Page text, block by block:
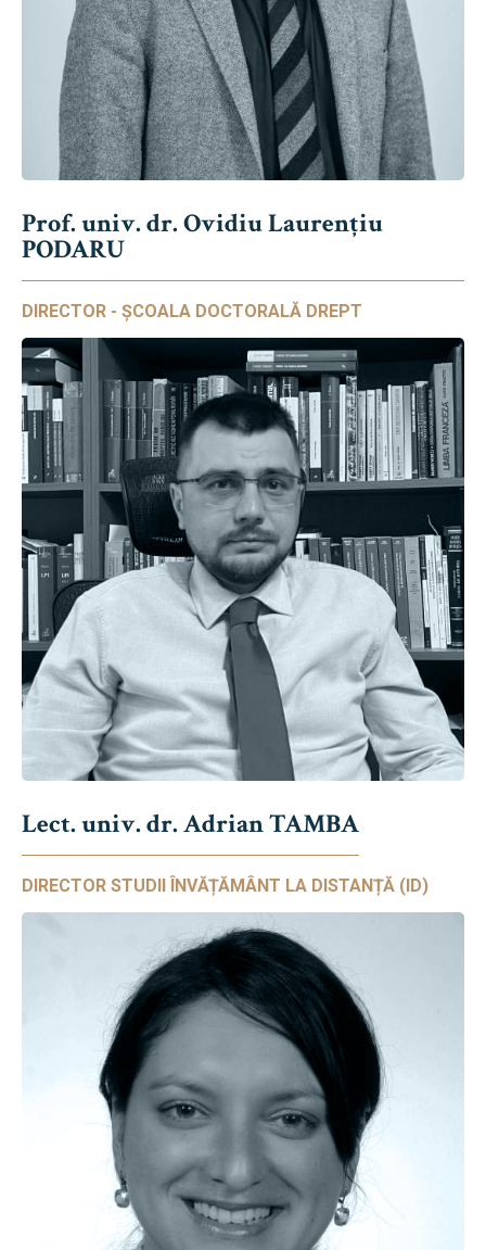
Prof. univ. dr. Ovidiu Laurențiu
PODARU
DIRECTOR - ȘCOALA DOCTORALĂ DREPT
Lect. univ. dr. Adrian TAMBA
DIRECTOR STUDII ÎNVĂȚĂMÂNT LA DISTANȚĂ (ID)